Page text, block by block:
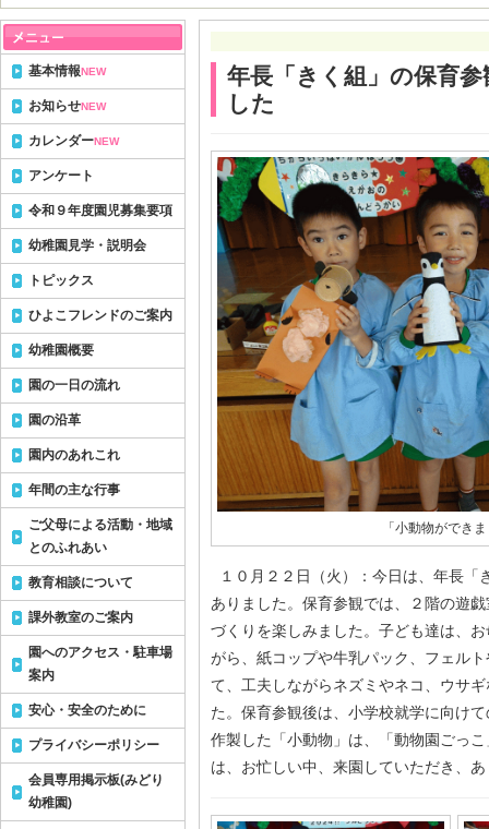
年長「きく組」の保育
した
「小動物ができ
１０月２２日（火）：今日は、年長「
ありました。保育参観では、２階の遊
づくりを楽しみました。子ども達は、
がら、紙コップや牛乳パック、フェル
て、工夫しながらネズミやネコ、ウサ
た。保育参観後は、小学校就学に向け
作製した「小動物」は、「動物園ごっ
は、お忙しい中、来園していただき、
基本情報NEW
お知らせNEW
カレンダーNEW
アンケート
令和９年度園児募集要項
幼稚園見学・説明会
トピックス
ひよこフレンドのご案内
幼稚園概要
園の一日の流れ
園の沿革
園内のあれこれ
年間の主な行事
ご父母による活動・地域
とのふれあい
教育相談について
課外教室のご案内
園へのアクセス・駐車場
案内
安心・安全のために
プライバシーポリシー
会員専用掲示板(みどり
幼稚園)